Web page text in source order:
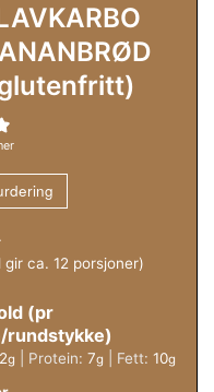
gir ca. 12 porsjoner)
(pr
rundstykke)
2g Protein: 7g Fett: 10g